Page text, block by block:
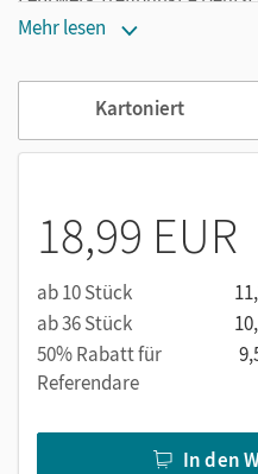
und Beruf!
Das Übungsbuch
abwechslungsreichen
und wiederholen Ihre
Sprachfertigkeiten . Es gibt
Aufgaben im
Übungen in der
den Lernwortschatz der
ermöglicht ein regelmäßiges
DieAudioszum E-Book
Buchseite aufrufen.
Weitere Inhalte des
Mehr lesen
Kartoniert
18,99 EUR
ab 10 Stück
ab 36 Stück
50% Rabatt für
Referendare
In den